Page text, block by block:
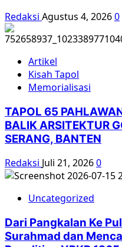
Redaksi Agustus 4, 20260
Artikel
Kisah Tapol
Memorialisasi
TAPOL 65
BALIK ARSITEKTUR
SERANG, BANTEN
Redaksi Juli 21, 20260
Uncategorized
Dari Pangkalan Ke
Surahmad dan